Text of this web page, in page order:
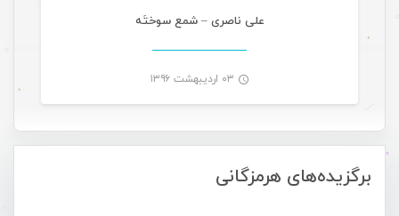
برگزیده‌های هرمزگانی
علی ناصری – شمع سوختَه
۰۳ اردیبهشت ۱۳۹۶